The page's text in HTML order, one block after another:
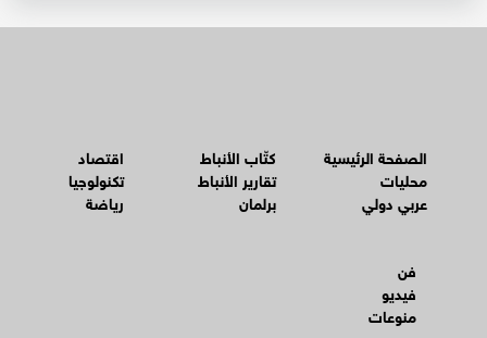
الصفحة الرئيسية
محليات
عربي دولي
كتّاب الأنباط
تقارير الأنباط
برلمان
اقتصاد
تكنولوجيا
رياضة
فن
فيديو
منوعات